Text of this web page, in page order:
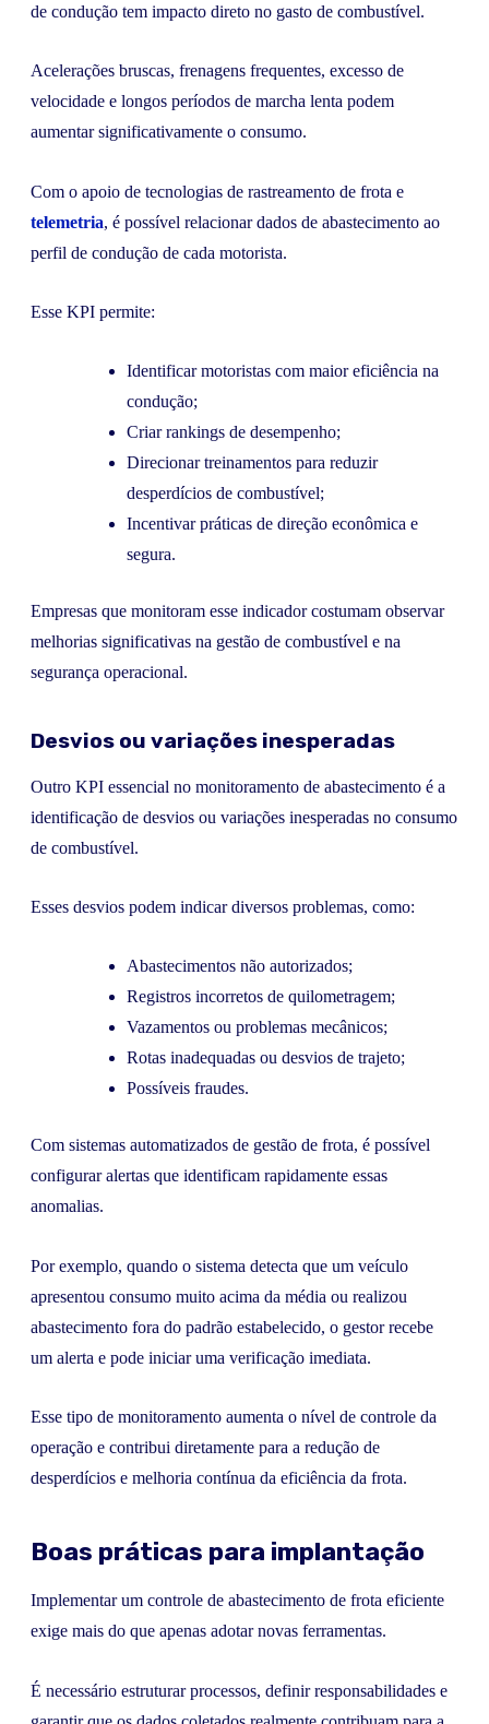
de condução tem impacto direto no gasto de combustível.
Acelerações bruscas, frenagens frequentes, excesso de
velocidade e longos períodos de marcha lenta podem
aumentar significativamente o consumo.
Com o apoio de tecnologias de rastreamento de frota e
telemetria, é possível relacionar dados de abastecimento ao
perfil de condução de cada motorista.
Esse KPI permite:
Identificar motoristas com maior eficiência na
condução;
Criar rankings de desempenho;
Direcionar treinamentos para reduzir
desperdícios de combustível;
Incentivar práticas de direção econômica e
segura.
Empresas que monitoram esse indicador costumam observar
melhorias significativas na gestão de combustível e na
segurança operacional.
Desvios ou variações inesperadas
Outro KPI essencial no monitoramento de abastecimento é a
identificação de desvios ou variações inesperadas no consumo
de combustível.
Esses desvios podem indicar diversos problemas, como:
Abastecimentos não autorizados;
Registros incorretos de quilometragem;
Vazamentos ou problemas mecânicos;
Rotas inadequadas ou desvios de trajeto;
Possíveis fraudes.
Com sistemas automatizados de gestão de frota, é possível
configurar alertas que identificam rapidamente essas
anomalias.
Por exemplo, quando o sistema detecta que um veículo
apresentou consumo muito acima da média ou realizou
abastecimento fora do padrão estabelecido, o gestor recebe
um alerta e pode iniciar uma verificação imediata.
Esse tipo de monitoramento aumenta o nível de controle da
operação e contribui diretamente para a redução de
desperdícios e melhoria contínua da eficiência da frota.
Boas práticas para implantação
Implementar um controle de abastecimento de frota eficiente
exige mais do que apenas adotar novas ferramentas.
É necessário estruturar processos, definir responsabilidades e